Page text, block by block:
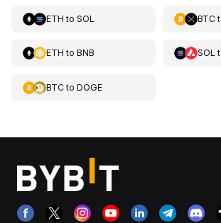
ETH to SOL BTC
ETH to BNB SOL
BTCto DOGE